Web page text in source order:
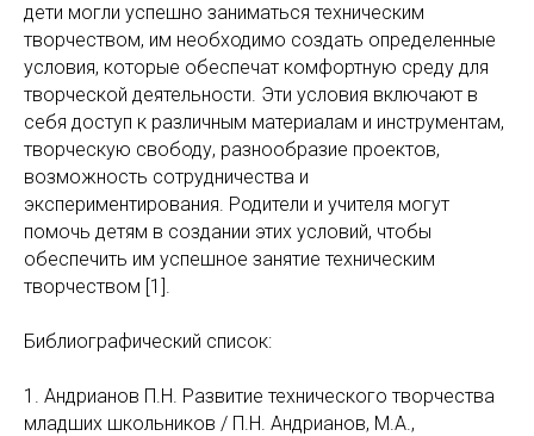
дети могли успешно заниматься техническим
творчеством, им необходимо создать определенные
условия, которые обеспечат комфортную среду для
творческой деятельности. Эти условия включают в
себя доступ к различным материалам и инструментам,
творческую свободу, разнообразие проектов,
возможность сотрудничества и
экспериментирования. Родители и учителя могут
помочь детям в создании этих условий, чтобы
обеспечить им успешное занятие техническим
творчеством [1].
Библиографический список:
1. Андрианов П.Н. Развитие технического творчества
младших школьников / П.Н. Андрианов, М.А.,